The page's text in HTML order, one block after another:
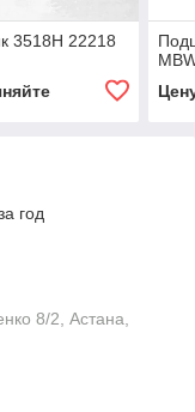
3518Н 22218
год
8/2, Астана,